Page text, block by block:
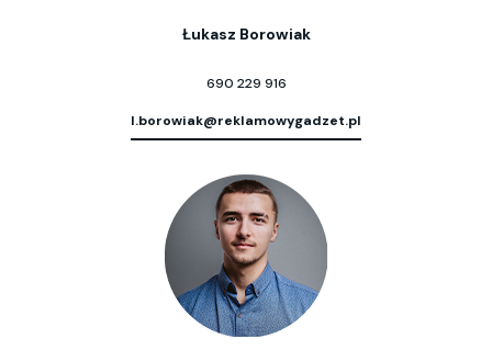
Łukasz Borowiak
690 229 916
l.borowiak@reklamowygadzet.pl